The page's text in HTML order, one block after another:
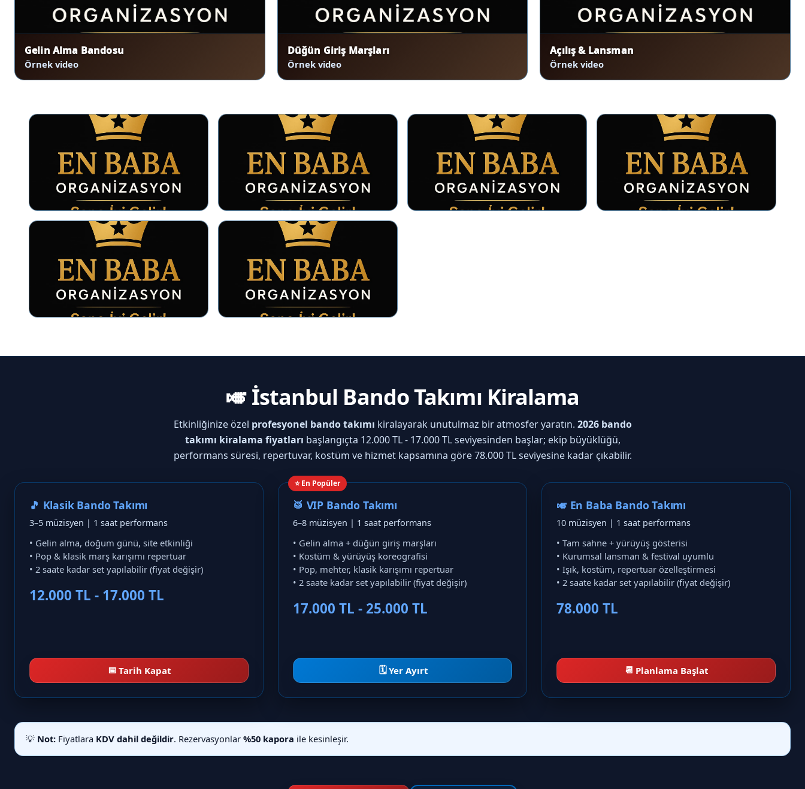
Gelin Alma Bandosu
Örnek video
Düğün Giriş Marşları
Örnek video
Açılış & Lansman
Örnek video
🎺 İstanbul Bando Takımı Kiralama
Etkinliğinize özel profesyonel bando takımı kiralayarak unutulmaz bir atmosfer yaratın. 2026 bando
takımı kiralama fiyatları başlangıçta 12.000 TL - 17.000 TL seviyesinden başlar; ekip büyüklüğü,
performans süresi, repertuvar, kostüm ve hizmet kapsamına göre 78.000 TL seviyesine kadar çıkabilir.
🎵 Klasik Bando Takımı
3–5 müzisyen | 1 saat performans
• Gelin alma, doğum günü, site etkinliği
• Pop & klasik marş karışımı repertuar
• 2 saate kadar set yapılabilir (fiyat değişir)
12.000 TL - 17.000 TL
📅 Tarih Kapat
⭐ En Popüler
🥁 VIP Bando Takımı
6–8 müzisyen | 1 saat performans
• Gelin alma + düğün giriş marşları
• Kostüm & yürüyüş koreografisi
• Pop, mehter, klasik karışımı repertuar
• 2 saate kadar set yapılabilir (fiyat değişir)
17.000 TL - 25.000 TL
🗓️ Yer Ayırt
🎺 En Baba Bando Takımı
10 müzisyen | 1 saat performans
• Tam sahne + yürüyüş gösterisi
• Kurumsal lansman & festival uyumlu
• Işık, kostüm, repertuar özelleştirmesi
• 2 saate kadar set yapılabilir (fiyat değişir)
78.000 TL
📆 Planlama Başlat
💡 Not:Fiyatlara KDV dahil değildir. Rezervasyonlar %50 kapora ile kesinleşir.